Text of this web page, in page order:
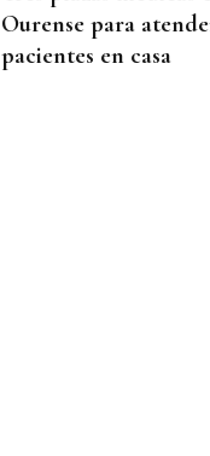
Ourense para
pacientes en casa